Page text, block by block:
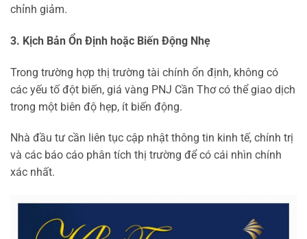
chỉnh giảm.
3. Kịch Bản Ổn Định hoặc Biến Động Nhẹ
Trong trường hợp thị trường tài chính ổn định, không có
các yếu tố đột biến, giá vàng PNJ Cần Thơ có thể giao dịch
trong một biên độ hẹp, ít biến động.
Nhà đầu tư cần liên tục cập nhật thông tin kinh tế, chính trị
và các báo cáo phân tích thị trường để có cái nhìn chính
xác nhất.